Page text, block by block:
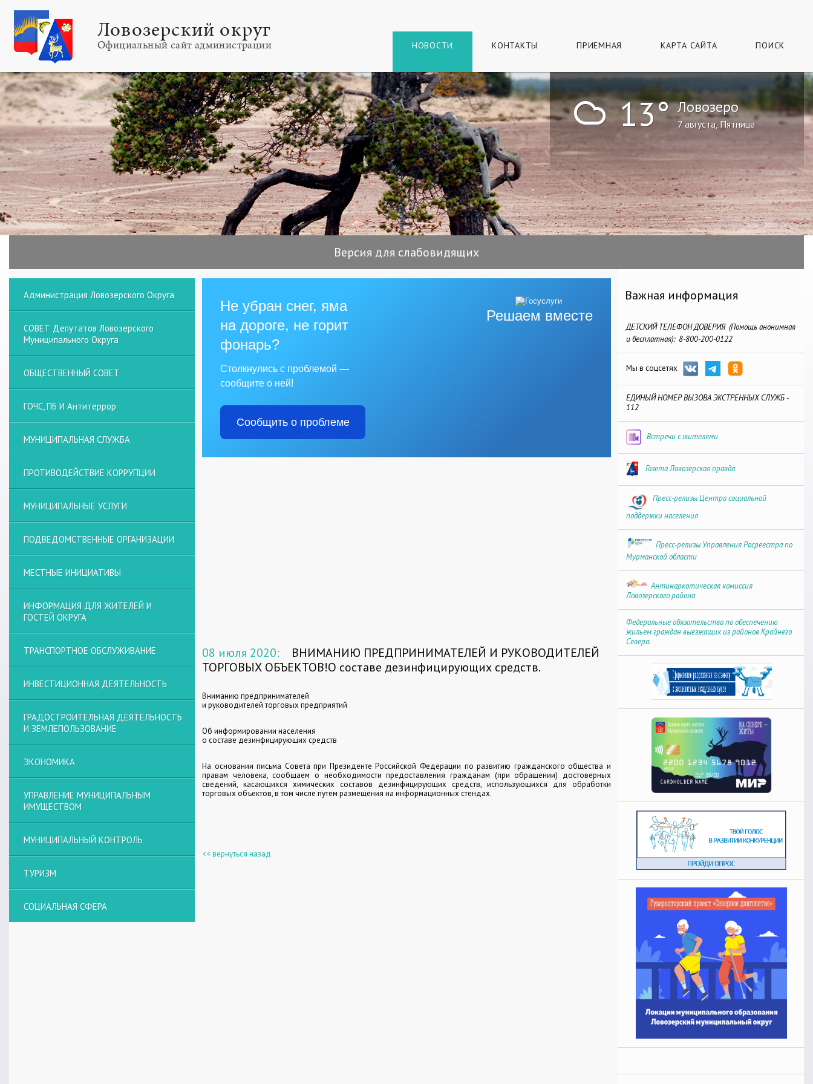
Ловозерский округ
Официальный сайт администрации НОВОСТИ КОНТАКТЫ ПРИЕМНАЯ КАРТА САЙТА ПОИСК
! 13° Ловозеро
7 августа, Пятница
Версия для слабовидящих
Решаем вместе
Не убран снег, яма
на дороге, не горит
фонарь?
Столкнулись с проблемой —
сообщите о ней!
Сообщить о проблеме
08 июля 2020:
ВНИМАНИЮ ПРЕДПРИНИМАТЕЛЕЙ И РУКОВОДИТЕЛЕЙ
ТОРГОВЫХ ОБЪЕКТОВ!О составе дезинфицирующих средств.
Вниманию предпринимателей
и руководителей торговых предприятий
Об информировании населения
о составе дезинфицирующих средств
На основании письма Совета при Президенте Российской Федерации по развитию гражданского общества и
правам человека, сообщаем о необходимости предоставления гражданам (при обращении) достоверных
сведений, касающихся химических составов дезинфицирующих средств, использующихся для обработки
торговых объектов, в том числе путем размещения на информационных стендах.
<< вернуться назад
Администрация Ловозерского Округа
СОВЕТ Депутатов Ловозерского
Муниципального Округа
ОБЩЕСТВЕННЫЙ СОВЕТ
ГОЧС, ПБ И Антитеррор
МУНИЦИПАЛЬНАЯ СЛУЖБА
ПРОТИВОДЕЙСТВИЕ КОРРУПЦИИ
МУНИЦИПАЛЬНЫЕ УСЛУГИ
ПОДВЕДОМСТВЕННЫЕ ОРГАНИЗАЦИИ
МЕСТНЫЕ ИНИЦИАТИВЫ
ИНФОРМАЦИЯ ДЛЯ ЖИТЕЛЕЙ И
ГОСТЕЙ ОКРУГА
ТРАНСПОРТНОЕ ОБСЛУЖИВАНИЕ
ИНВЕСТИЦИОННАЯ ДЕЯТЕЛЬНОСТЬ
ГРАДОСТРОИТЕЛЬНАЯ ДЕЯТЕЛЬНОСТЬ
И ЗЕМЛЕПОЛЬЗОВАНИЕ
ЭКОНОМИКА
УПРАВЛЕНИЕ МУНИЦИПАЛЬНЫМ
ИМУЩЕСТВОМ
МУНИЦИПАЛЬНЫЙ КОНТРОЛЬ
ТУРИЗМ
СОЦИАЛЬНАЯ СФЕРА
Важная информация
ДЕТСКИЙ ТЕЛЕФОН ДОВЕРИЯ (Помощь анонимная
и бесплатная): 8-800-200-0122
Мы в соцсетях
ЕДИНЫЙ НОМЕР ВЫЗОВА ЭКСТРЕННЫХ СЛУЖБ -
112
Встречи с жителями
Газета Ловозерская правда
Пресс-релизы Центра социальной
поддержки населения
Пресс-релизы Управления Росреестра по
Мурманской области
Антинаркотическая комиссия
Ловозерского района
Федеральные обязательства по обеспечению
жильем граждан выезжащих из районов Крайнего
Севера.